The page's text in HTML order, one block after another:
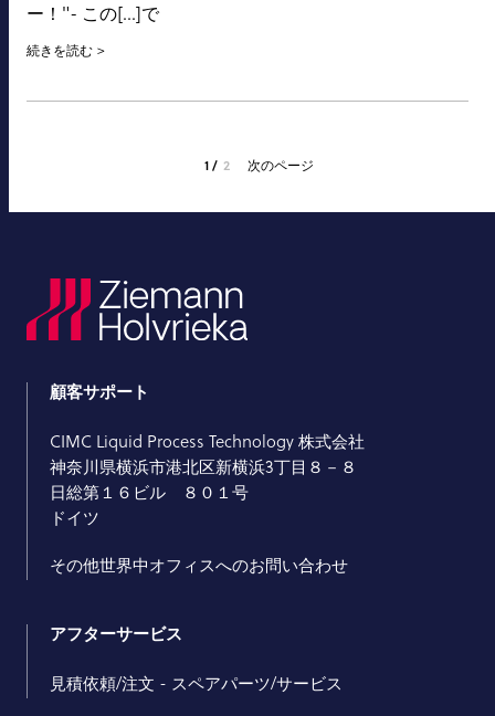
ー！"- この[...]で
続きを読む
1 2 次のページ
顧客サポート
CIMC Liquid Process Technology 株式会社
神奈川県横浜市港北区新横浜3丁目８－８
日総第１６ビル ８０１号
ドイツ
その他世界中オフィスへのお問い合わせ
アフターサービス
見積依頼/注文 - スペアパーツ/サービス